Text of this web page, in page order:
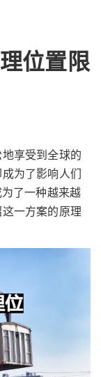
位置限
享受到全球的
为了影响人们
了一种越来越
一方案的原理